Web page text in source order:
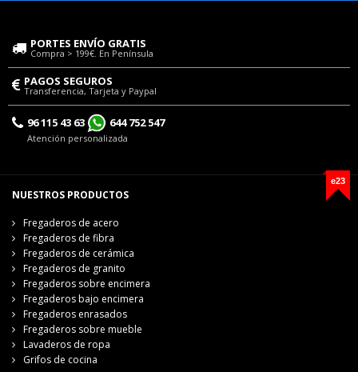
PORTES ENVÍO GRATIS
Compra > 199€. En Península
PAGOS SEGUROS
Transferencia, Tarjeta y Paypal
96 115 43 63 644 752 547
Atención personalizada
e23
NUESTROS PRODUCTOS
Fregaderos de acero
Fregaderos de fibra
Fregaderos de cerámica
Fregaderos de granito
Fregaderos sobre encimera
Fregaderos bajo encimera
Fregaderos enrasados
Fregaderos sobre mueble
Lavaderos de ropa
Grifos de cocina